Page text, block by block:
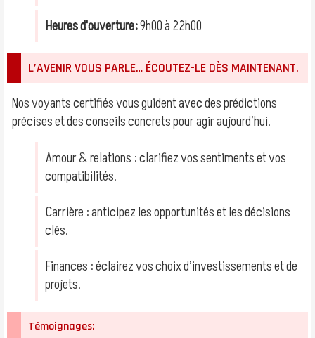
Heures d'ouverture:9h00 à 22h00
L’AVENIR VOUS PARLE… ÉCOUTEZ-LE DÈS MAINTENANT.
Nos voyants certifiés vous guident avec des prédictions
précises et des conseils concrets pour agir aujourd’hui.
Amour & relations : clarifiez vos sentiments et vos
compatibilités.
Carrière : anticipez les opportunités et les décisions
clés.
Finances : éclairez vos choix d’investissements et de
projets.
Témoignages: